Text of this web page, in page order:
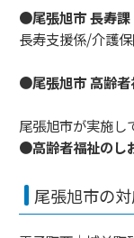
●尾張旭市 長寿課
長寿支援係/介護
●尾張旭市 高齢者
尾張旭市が実施し
●高齢者福祉のし
尾張旭市の